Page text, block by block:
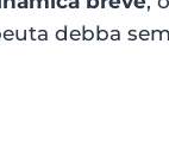
debba